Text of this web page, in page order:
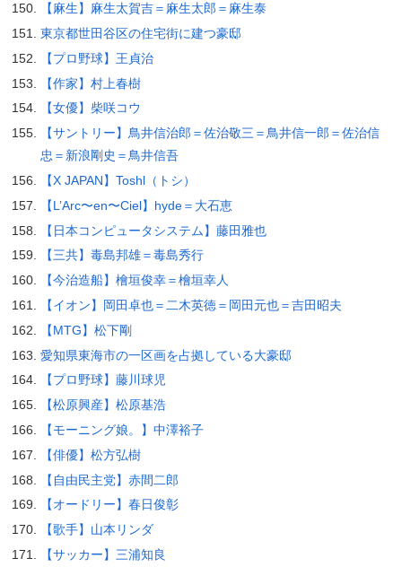
【麻生】麻生太賀吉＝麻生太郎＝麻生泰
東京都世田谷区の住宅街に建つ豪邸
【プロ野球】王貞治
【作家】村上春樹
【女優】柴咲コウ
【サントリー】鳥井信治郎＝佐治敬三＝鳥井信一郎＝佐治信
忠＝新浪剛史＝鳥井信吾
【X JAPAN】Toshl（トシ）
【L’Arc〜en〜Ciel】hyde＝大石恵
【日本コンピュータシステム】藤田雅也
【三共】毒島邦雄＝毒島秀行
【今治造船】檜垣俊幸＝檜垣幸人
【イオン】岡田卓也＝二木英徳＝岡田元也＝吉田昭夫
【MTG】松下剛
愛知県東海市の一区画を占拠している大豪邸
【プロ野球】藤川球児
【松原興産】松原基浩
【モーニング娘。】中澤裕子
【俳優】松方弘樹
【自由民主党】赤間二郎
【オードリー】春日俊彰
【歌手】山本リンダ
【サッカー】三浦知良